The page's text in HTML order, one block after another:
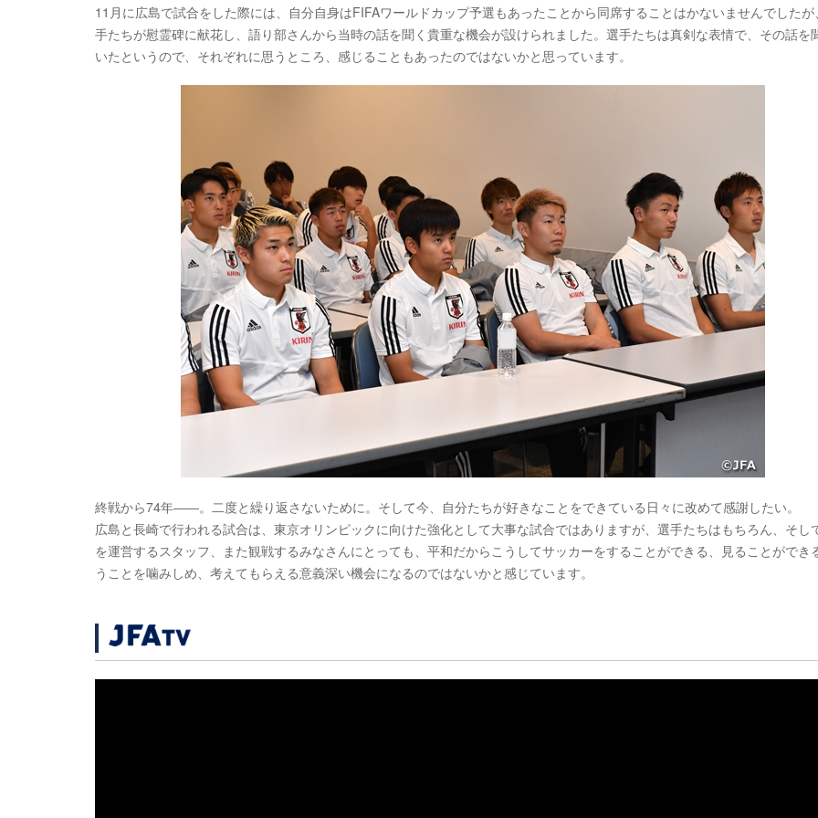
11月に広島で試合をした際には、自分自身はFIFAワールドカップ予選もあったことから同席することはかないませんでしたが
手たちが慰霊碑に献花し、語り部さんから当時の話を聞く貴重な機会が設けられました。選手たちは真剣な表情で、その話を
いたというので、それぞれに思うところ、感じることもあったのではないかと思っています。
終戦から74年――。二度と繰り返さないために。そして今、自分たちが好きなことをできている日々に改めて感謝したい。
広島と長崎で行われる試合は、東京オリンピックに向けた強化として大事な試合ではありますが、選手たちはもちろん、そし
を運営するスタッフ、また観戦するみなさんにとっても、平和だからこうしてサッカーをすることができる、見ることができ
うことを噛みしめ、考えてもらえる意義深い機会になるのではないかと感じています。